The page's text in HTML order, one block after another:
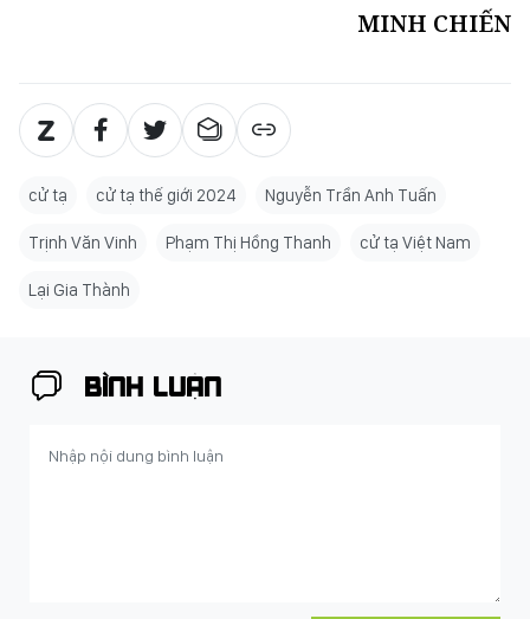
MINH CHIẾN
cử tạ cử tạ thế giới 2024 Nguyễn Trần Anh Tuấn
Trịnh Văn Vinh Phạm Thị Hồng Thanh cử tạ Việt Nam
Lại Gia Thành
BÌNH LUẬN